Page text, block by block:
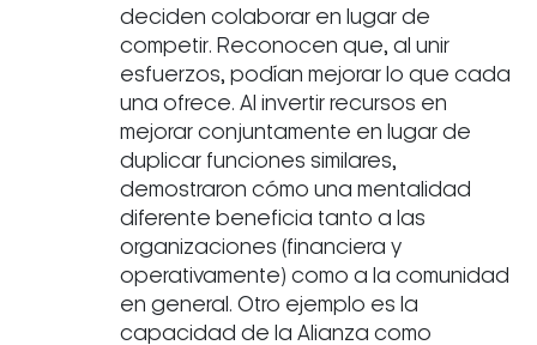
deciden colaborar en lugar de
competir. Reconocen que, al unir
esfuerzos, podían mejorar lo que cada
una ofrece. Al invertir recursos en
mejorar conjuntamente en lugar de
duplicar funciones similares,
demostraron cómo una mentalidad
diferente beneficia tanto a las
organizaciones (financiera y
operativamente) como a la comunidad
en general. Otro ejemplo es la
capacidad de la Alianza como